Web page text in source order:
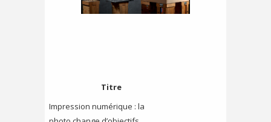
Titre
Impression numérique : la